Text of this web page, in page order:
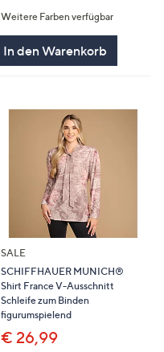
von
5
Weitere Farben verfügbar
In den Warenkorb
SALE
SCHIFFHAUER MUNICH®
Shirt France V-Ausschnitt
Schleife zum Binden
figurumspielend
€ 26,99